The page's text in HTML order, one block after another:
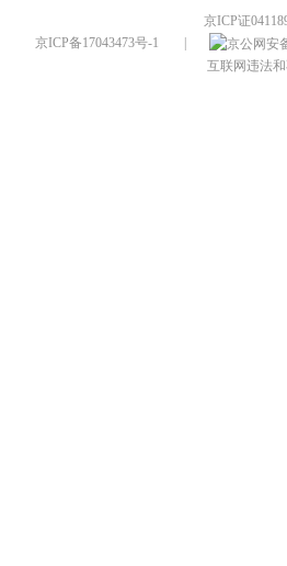
京ICP证
京ICP备17043473号-1
互联网违法